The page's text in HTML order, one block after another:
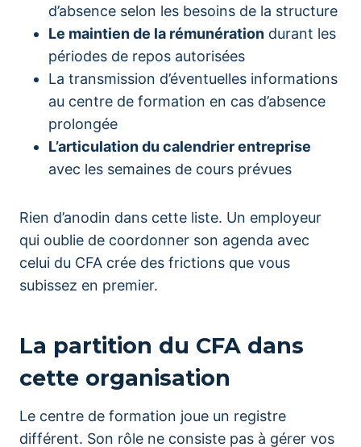
d’absence selon les besoins de la structure
Le maintien de la rémunération durant les
périodes de repos autorisées
La transmission d’éventuelles informations
au centre de formation en cas d’absence
prolongée
L’articulation du calendrier entreprise
avec les semaines de cours prévues
Rien d’anodin dans cette liste. Un employeur
qui oublie de coordonner son agenda avec
celui du CFA crée des frictions que vous
subissez en premier.
La partition du CFA dans
cette organisation
Le centre de formation joue un registre
différent. Son rôle ne consiste pas à gérer vos